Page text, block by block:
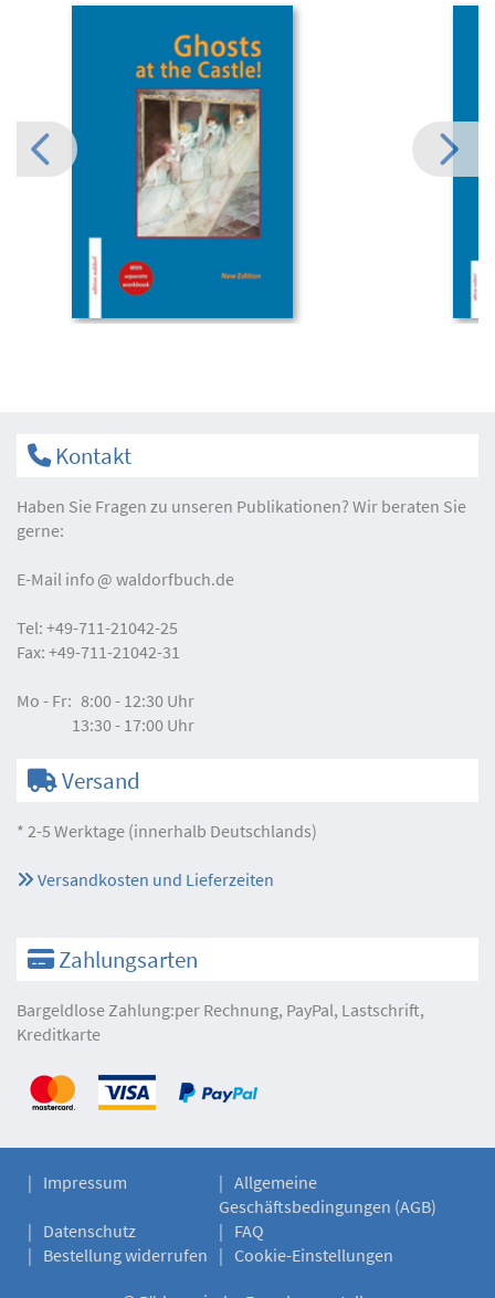
Kontakt
Haben Sie Fragen zu unseren Publikationen? Wir beraten Sie
gerne:
E-Mail info waldorfbuch.de
Tel: +49-711-21042-25
Fax: +49-711-21042-31
Mo - Fr: 8:00 - 12:30 Uhr
13:30 - 17:00 Uhr
Versand
* 2-5 Werktage (innerhalb Deutschlands)
Versandkosten und Lieferzeiten
Zahlungsarten
Bargeldlose Zahlung:per Rechnung, PayPal, Lastschrift,
Kreditkarte
Impressum
Allgemeine
Geschäftsbedingungen (AGB)
Datenschutz
FAQ
Bestellung widerrufen
Cookie-Einstellungen